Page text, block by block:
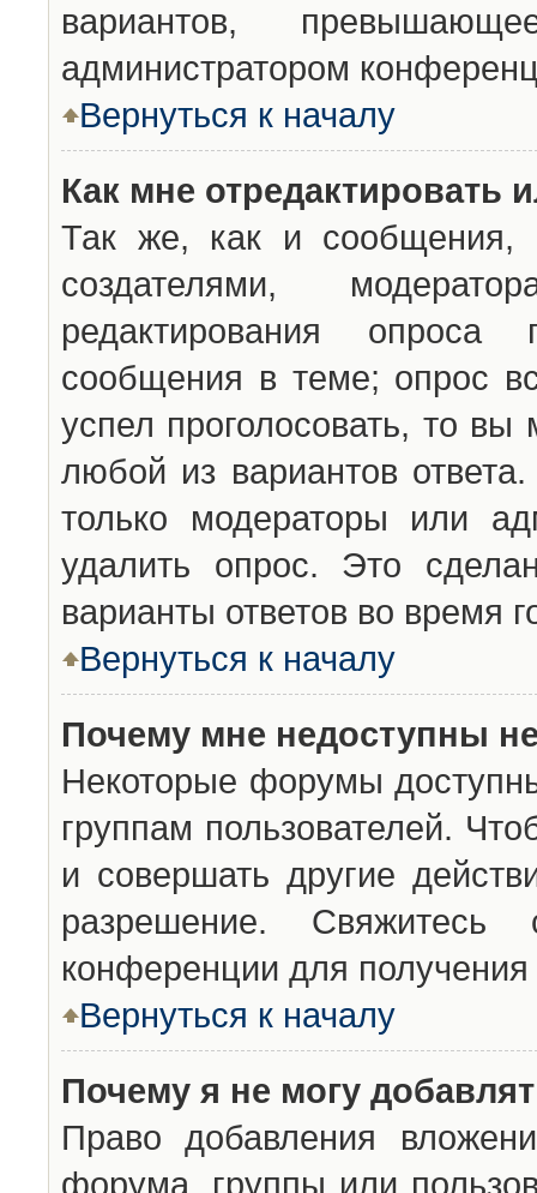
вариантов,
администратором
Вернуться к началу
Как мне отредактировать
Так же, как и сообщения,
создателями,
редактирования опроса
сообщения в теме; опрос
успел проголосовать, то вы
любой из вариантов
только модераторы или
удалить опрос. Это
варианты ответов во время
Вернуться к началу
Почему мне недоступны
Некоторые форумы
группам пользователей.
и совершать другие
разрешение. Свяжитесь
конференции для получения
Вернуться к началу
Почему я не могу
Право добавления
форума, группы или